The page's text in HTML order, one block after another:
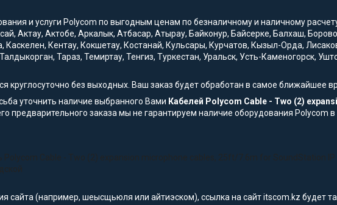
и услуги Polycom по выгодным ценам по безналичному и наличному
Актау, Актобе, Аркалык, Атбасар, Атырау, Байконур, Байсерке, Балхаш,
Каскелен, Кентау, Кокшетау, Костанай, Кульсары, Курчатов, Кызыл-Орда,
Тараз, Темиртау, Тенгиз, Туркестан, Уральск, Усть-Каменогорск,
круглосуточно без выходных. Ваш заказ будет обработан в самое ближайшее
уточнить наличие выбранного Вами Кабелей Polycom Cable - Two (2)
предварительного заказа мы не гарантируем наличие оборудования Polycom
Polycom Cable - Two (2) expansion microphone cables, 25ft/7.6m for SoundStation IP
сайта (например, шеысщьюля или айтиэском), ссылка на сайт itscom.kz будет